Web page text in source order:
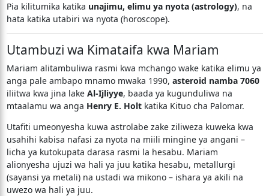
Pia kilitumika katika unajimu, elimu ya nyota (astrology), na
hata katika utabiri wa nyota (horoscope).
Utambuzi wa Kimataifa kwa Mariam
Mariam alitambuliwa rasmi kwa mchango wake katika elimu ya
anga pale ambapo mnamo mwaka 1990, asteroid namba 7060
iliitwa kwa jina lake Al-Ijliyye, baada ya kugunduliwa na
mtaalamu wa anga Henry E. Holtkatika Kituo cha Palomar.
Utafiti umeonyesha kuwa astrolabe zake ziliweza kuweka kwa
usahihi kabisa nafasi za nyota na miili mingine ya angani –
licha ya kutokupata darasa rasmi la hesabu. Mariam
alionyesha ujuzi wa hali ya juu katika hesabu, metallurgi
(sayansi ya metali) na ustadi wa mikono – ishara ya akili na
uwezo wa hali ya juu.